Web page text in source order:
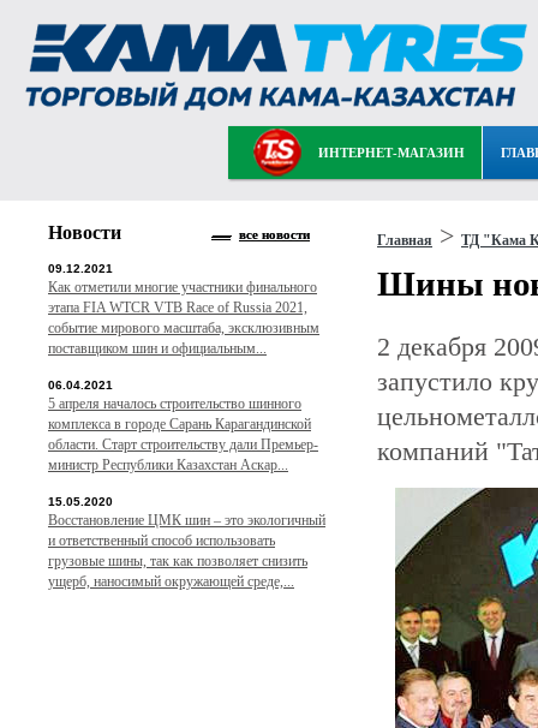
ИНТЕРНЕТ-МАГАЗИН
Главная > ТД "Кама
Шины
2 декабря
запустило
компаний
Новости все новости
09.12.2021
Как отметили многие участники финального
этапа FIA WTCR VTB Race of Russia 2021,
событие мирового масштаба, эксклюзивным
поставщиком шин и официальным...
06.04.2021
5 апреля началось строительство шинного
комплекса в городе Сарань Карагандинской
области. Старт строительству дали Премьер-
министр Республики Казахстан Аскар...
15.05.2020
Восстановление ЦМК шин – это экологичный
и ответственный способ использовать
грузовые шины, так как позволяет снизить
ущерб, наносимый окружающей среде,...